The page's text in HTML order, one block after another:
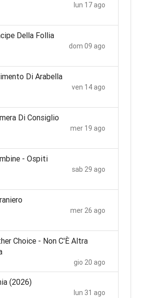
lun 17 ago
Della Follia
dom 09 ago
Di Arabella
ven 14 ago
Di Consiglio
mer 19 ago
- Ospiti
sab 29 ago
mer 26 ago
Choice - Non C'È Altra
gio 20 ago
(2026)
lun 31 ago